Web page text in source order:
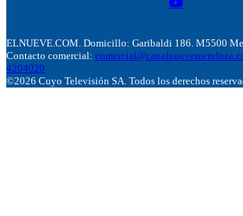
ELNUEVE.COM. Domicillo: Garibaldi 186. M5500
Contacto comercial:
4204020
©2026 Cuyo Televisión SA. Todos los derechos